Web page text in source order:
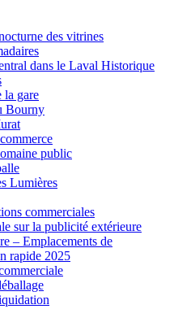
des vitrines
dans le Laval Historique
la gare
Bourny
public
Lumières
commerciales
sur la publicité extérieure
– Emplacements de
rapide 2025